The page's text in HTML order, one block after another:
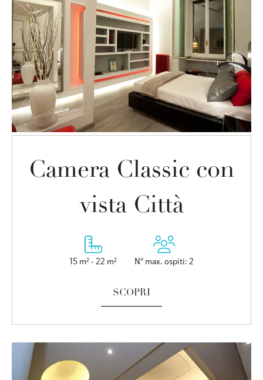
Camera Classic con
vista Città
15 m² - 22 m² N° max. ospiti: 2
SCOPRI